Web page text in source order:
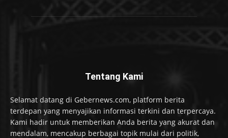
Tentang Kami
Selamat datang di Gebernews.com, platform berita
terdepan yang menyajikan informasi terkini dan terpercaya.
Kami hadir untuk memberikan Anda berita yang akurat dan
mendalam, mencakup berbagai topik mulai dari politik,